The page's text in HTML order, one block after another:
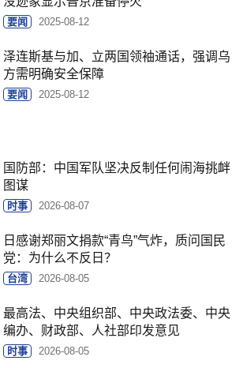
要闻 2025-08-12
泽连斯基与加、立两国领袖通话，强调乌
方需明确安全保障
要闻 2025-08-12
国防部：中国军队坚决反制任何闹海挑衅
图谋
时事 2026-08-07
日感谢郑丽文捐款“青鸟”气炸，质问国民
党：为什么不反日？
台湾 2026-08-05
最高法、中央组织部、中央政法委、中央
编办、财政部、人社部印发意见
时事 2026-08-05